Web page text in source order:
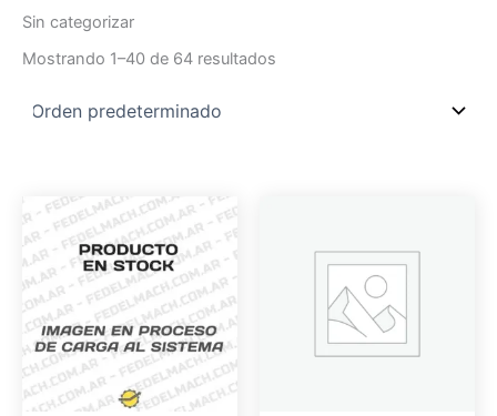
Sin categorizar
Mostrando 1–40 de 64 resultados